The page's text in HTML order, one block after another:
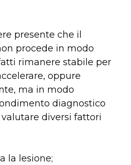
presente che il
procede in modo
rimanere stabile per
oppure
ma in modo
diagnostico
diversi fattori
la lesione;